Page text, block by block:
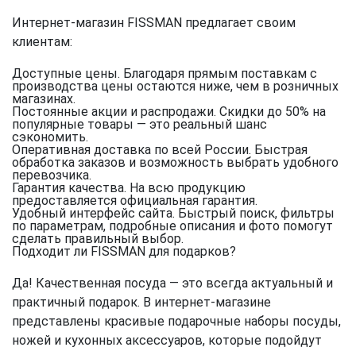
Интернет-магазин FISSMAN предлагает своим
клиентам:
Доступные цены. Благодаря прямым поставкам с
производства цены остаются ниже, чем в розничных
магазинах.
Постоянные акции и распродажи. Скидки до 50% на
популярные товары — это реальный шанс
сэкономить.
Оперативная доставка по всей России. Быстрая
обработка заказов и возможность выбрать удобного
перевозчика.
Гарантия качества. На всю продукцию
предоставляется официальная гарантия.
Удобный интерфейс сайта. Быстрый поиск, фильтры
по параметрам, подробные описания и фото помогут
сделать правильный выбор.
Подходит ли FISSMAN для подарков?
Да! Качественная посуда — это всегда актуальный и
практичный подарок. В интернет-магазине
представлены красивые подарочные наборы посуды,
ножей и кухонных аксессуаров, которые подойдут